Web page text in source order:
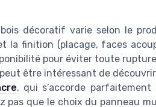
décoratif varie selon le
la finition (placage, faces
pour éviter toute
être intéressant de découvrir
, qui s’accorde
pas que le choix du panneau